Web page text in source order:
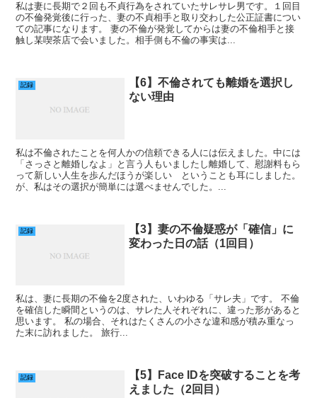
私は妻に長期で２回も不貞行為をされていたサレサレ男です。１回目
の不倫発覚後に行った、妻の不貞相手と取り交わした公正証書につい
ての記事になります。 妻の不倫が発覚してからは妻の不倫相手と接
触し某喫茶店で会いました。相手側も不倫の事実は...
記録
【6】不倫されても離婚を選択し
ない理由
私は不倫されたことを何人かの信頼できる人には伝えました。中には
「さっさと離婚しなよ」と言う人もいましたし離婚して、慰謝料もら
って新しい人生を歩んだほうが楽しい ということも耳にしました。
が、私はその選択が簡単には選べませんでした。...
記録
【3】妻の不倫疑惑が「確信」に
変わった日の話（1回目）
私は、妻に長期の不倫を2度された、いわゆる「サレ夫」です。 不倫
を確信した瞬間というのは、サレた人それぞれに、違った形があると
思います。 私の場合、それはたくさんの小さな違和感が積み重なっ
た末に訪れました。 旅行...
記録
【5】Face IDを突破することを考
えました（2回目）